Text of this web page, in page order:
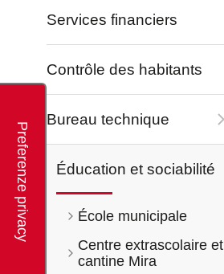
Services financiers
Contrôle des habitants
Bureau technique
Éducation et sociabilité
École municipale
Centre extrascolaire et
cantine Mira